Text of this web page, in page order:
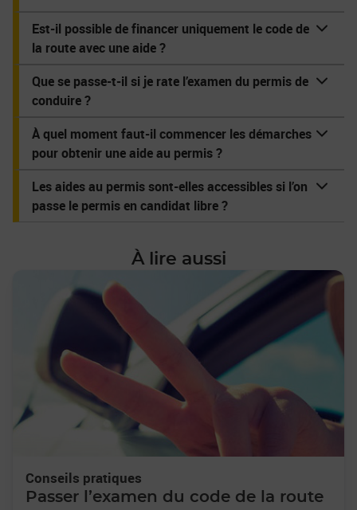
Est-il possible de financer uniquement le code de
la route avec une aide ?
Que se passe-t-il si je rate l’examen du permis de
conduire ?
À quel moment faut-il commencer les démarches
pour obtenir une aide au permis ?
Les aides au permis sont-elles accessibles si l’on
passe le permis en candidat libre ?
À lire aussi
Conseils pratiques
Passer l’examen du code de la route